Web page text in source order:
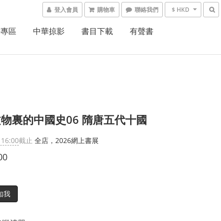
登入會員 購物車 聯絡我們 $ HKD
區 中華掠影 書目下載 有聲書
裏的中國史06 隋唐五代十國
截止 全店，2026網上書展
我